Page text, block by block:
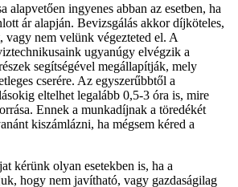
alapvetően ingyenes abban az esetben, ha
ár alapján. Bevizsgálás akkor díjköteles,
vagy nem velünk végezteted el. A
ugyanúgy elvégzik a
segítségével megállapítják, mely
cserére. Az egyszerűbbtől a
eltelhet legalább 0,5-3 óra is, mire
Ennek a munkadíjnak a töredékét
kiszámlázni, ha mégsem kéred a
kérünk olyan esetekben is, ha a
hogy nem javítható, vagy gazdaságilag